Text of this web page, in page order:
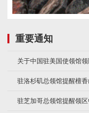
重要通知
关于中国驻美国使领馆
驻洛杉矶总领馆提醒檀
驻芝加哥总领馆提醒领